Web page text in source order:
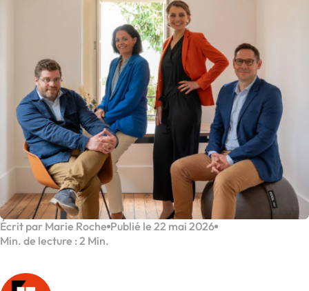
Écrit par Marie Roche Publié le 22 mai 2026
Min. de lecture : 2 Min.